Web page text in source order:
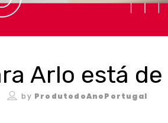
Arlo está
by ProdutodoAnoPortugal